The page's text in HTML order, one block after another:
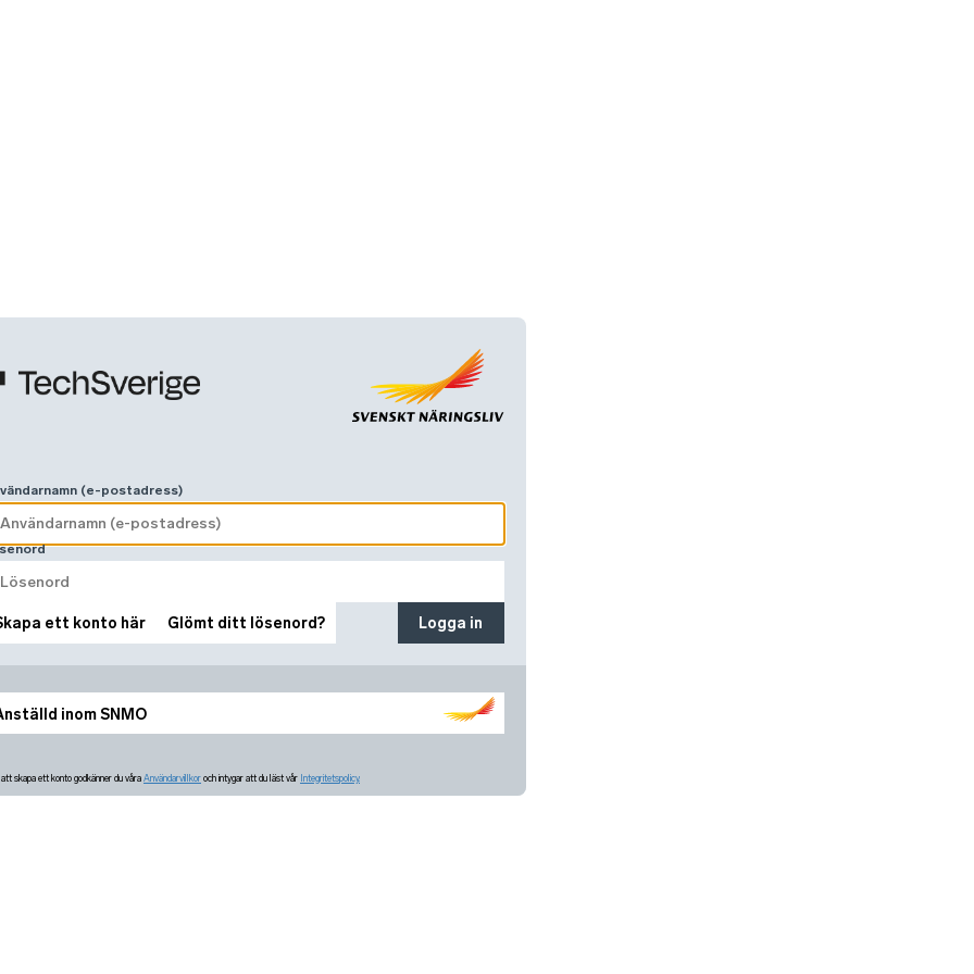
inom SNMO
(e-postadress)
ett konto här Glömt ditt lösenord? Logga in
skapa ett konto godkänner du våra Användarvillkor och intygar att du läst vår Integritetspolicy.